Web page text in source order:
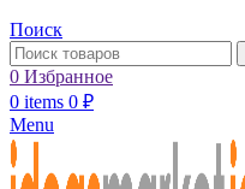
Поиск
0 Избранное
0 items 0 ₽
Menu